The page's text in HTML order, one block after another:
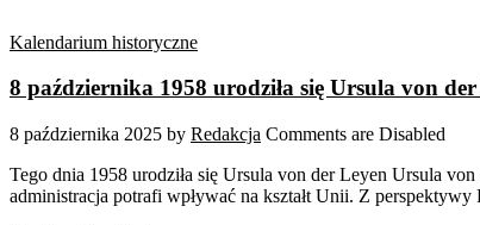
Kalendarium historyczne
8 października 1958 urodziła się Ursula von
8 października 2025 by Redakcja Comments are Disabled
Tego dnia 1958 urodziła się Ursula von der Leyen Ursula
administracja potrafi wpływać na kształt Unii. Z